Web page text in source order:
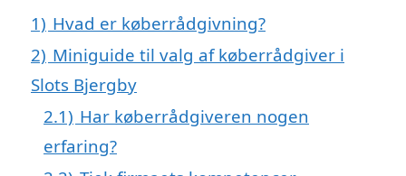
1) Hvad er køberrådgivning?
2) Miniguide til valg af køberrådgiver i
Slots Bjergby
2.1) Har køberrådgiveren nogen
erfaring?